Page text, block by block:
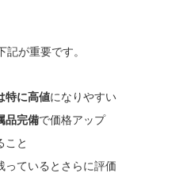
が重要です。
特に高値になりやすい
品完備で価格アップ
こと
っているとさらに評価